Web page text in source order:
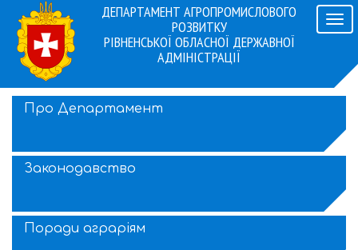
ДЕПАРТАМЕНТ АГРОПРОМИСЛОВОГО
РОЗВИТКУ
РІВНЕНСЬКОЇ ОБЛАСНОЇ ДЕРЖАВНОЇ
АДМІНІСТРАЦІЇ
Про Департамент
Законодавство
Поради аграріям